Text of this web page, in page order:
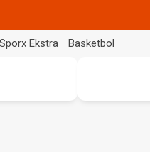
Sporx Ekstra Basketbol